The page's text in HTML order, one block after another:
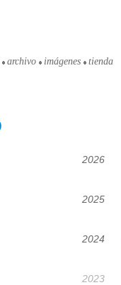
archivo imágenes tienda
2026
2025
2024
2023